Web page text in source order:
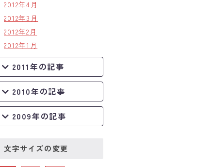
2012年4月
2012年3月
2012年2月
2012年1月
2011年の記事
2010年の記事
2009年の記事
文字サイズの変更